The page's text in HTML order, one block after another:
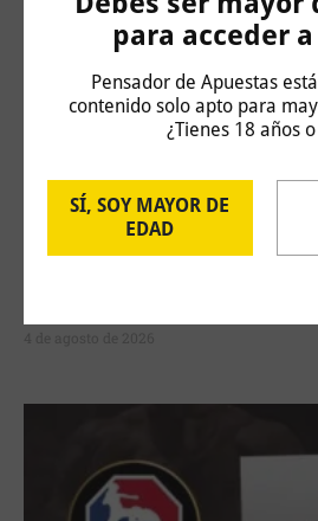
para acceder
Pensador de Apuestas
contenido solo apto para
¿Tienes 18 años
SÍ, SOY MAYOR DE
EDAD